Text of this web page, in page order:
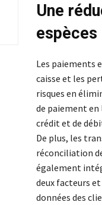
Une
espèces
Les paiements
caisse et les
risques en
de paiement
crédit et de
De plus, les
réconciliation
également
deux facteurs
données des